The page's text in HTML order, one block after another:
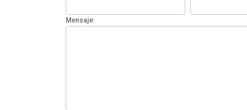
Mensaje: